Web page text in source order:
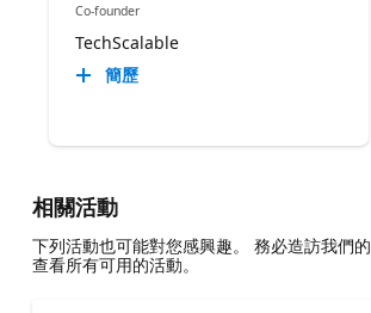
Co-founder
TechScalable
簡歷
相關活動
下列活動也可能對您感興趣。 務必造訪我們的
查看所有可用的活動。